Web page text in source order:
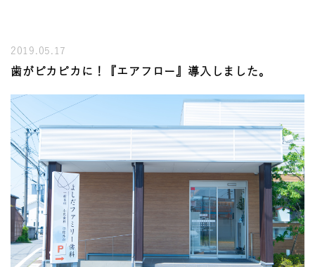
2019.05.17
歯がピカピカに！『エアフロー』導入しました。